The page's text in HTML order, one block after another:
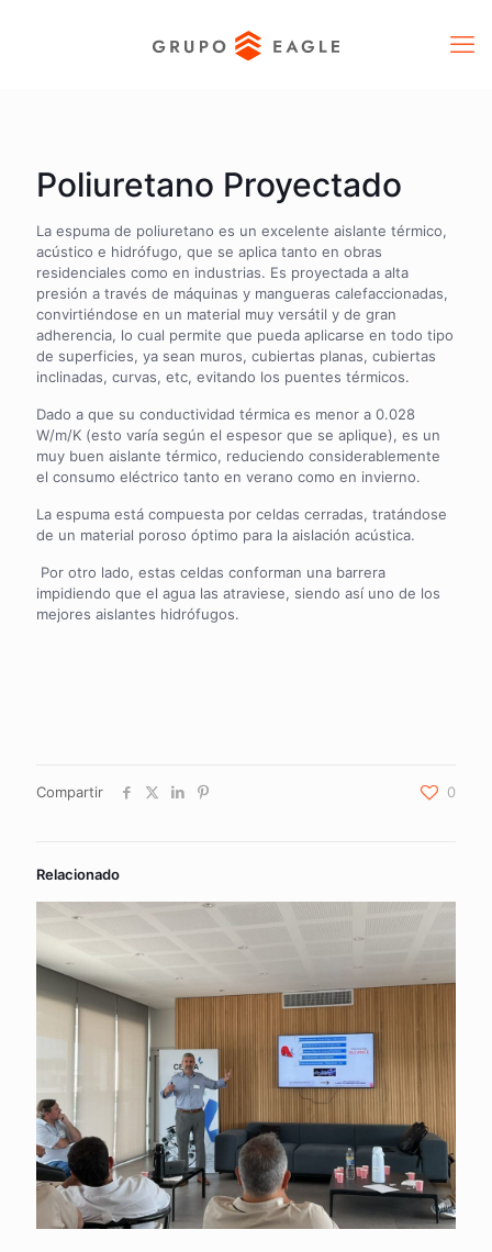
Poliuretano Proyectado
La espuma de poliuretano es un excelente aislante térmico,
acústico e hidrófugo, que se aplica tanto en obras
residenciales como en industrias. Es proyectada a alta
presión a través de máquinas y mangueras calefaccionadas,
convirtiéndose en un material muy versátil y de gran
adherencia, lo cual permite que pueda aplicarse en todo tipo
de superficies, ya sean muros, cubiertas planas, cubiertas
inclinadas, curvas, etc, evitando los puentes térmicos.
Dado a que su conductividad térmica es menor a 0.028
W/m/K (esto varía según el espesor que se aplique), es un
muy buen aislante térmico, reduciendo considerablemente
el consumo eléctrico tanto en verano como en invierno.
La espuma está compuesta por celdas cerradas, tratándose
de un material poroso óptimo para la aislación acústica.
Por otro lado, estas celdas conforman una barrera
impidiendo que el agua las atraviese, siendo así uno de los
mejores aislantes hidrófugos.
Compartir 0
Relacionado